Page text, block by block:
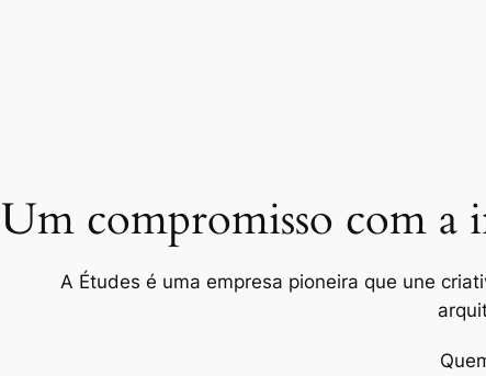
Um compromisso com a
A Études é uma empresa pioneira que une